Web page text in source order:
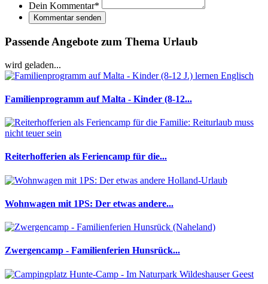
Dein Kommentar*
Kommentar senden
Passende Angebote zum Thema Urlaub
wird geladen...
Familienprogramm auf Malta - Kinder (8-12...
Reiterhofferien als Feriencamp für die...
Wohnwagen mit 1PS: Der etwas andere...
Zwergencamp - Familienferien Hunsrück...